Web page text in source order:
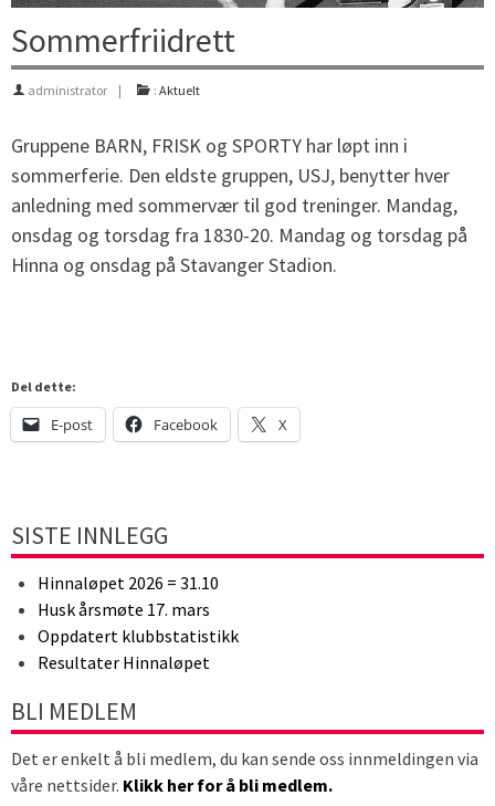
Sommerfriidrett
administrator : Aktuelt
Gruppene BARN, FRISK og SPORTY har løpt inn i
sommerferie. Den eldste gruppen, USJ, benytter hver
anledning med sommervær til god treninger. Mandag,
onsdag og torsdag fra 1830-20. Mandag og torsdag på
Hinna og onsdag på Stavanger Stadion.
Del dette:
E-post Facebook X
SISTE INNLEGG
Hinnaløpet 2026 = 31.10
Husk årsmøte 17. mars
Oppdatert klubbstatistikk
Resultater Hinnaløpet
BLI MEDLEM
Det er enkelt å bli medlem, du kan sende oss innmeldingen via
våre nettsider. Klikk her for å bli medlem.